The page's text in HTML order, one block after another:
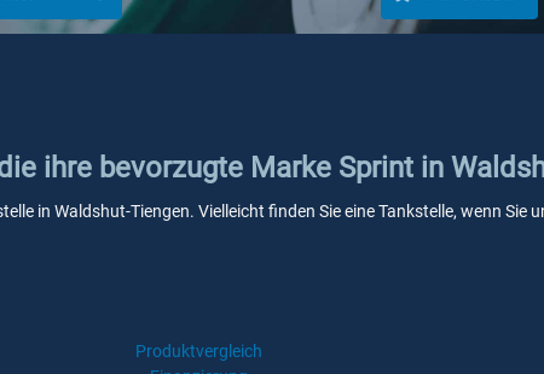
ihre bevorzugte Marke Sprint in
in Waldshut-Tiengen. Vielleicht finden Sie eine Tankstelle, wenn Sie
Produktvergleich